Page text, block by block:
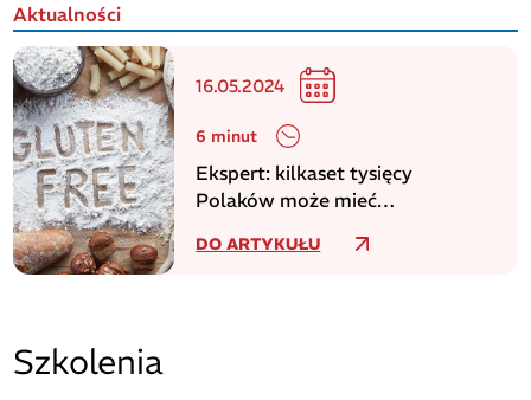
Aktualności
16.05.2024
6 minut
Ekspert: kilkaset tysięcy
Polaków może mieć
DO ARTYKUŁU
Szkolenia